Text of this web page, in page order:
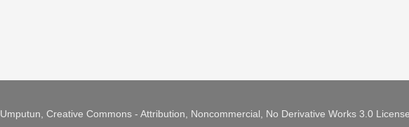
Umputun, Creative Commons - Attribution, Noncommercial, No Derivative Works 3.0